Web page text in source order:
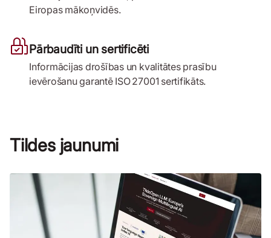
Eiropas mākoņvidēs.
Pārbaudīti un sertificēti
Informācijas drošības un kvalitātes prasību
ievērošanu garantē ISO 27001 sertifikāts.
Tildes jaunumi